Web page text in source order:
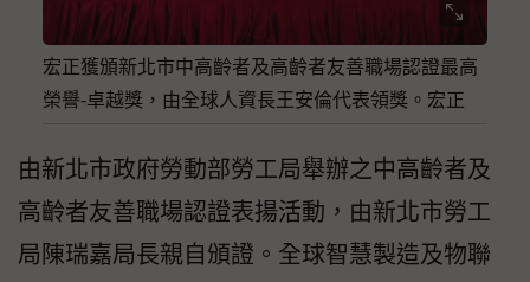
宏正獲頒新北市中高齡者及高齡者友善職場認證最高
榮譽-卓越獎，由全球人資長王安倫代表領獎。宏正
由新北市政府勞動部勞工局舉辦之中高齡者及
高齡者友善職場認證表揚活動，由新北市勞工
局陳瑞嘉局長親自頒證。全球智慧製造及物聯